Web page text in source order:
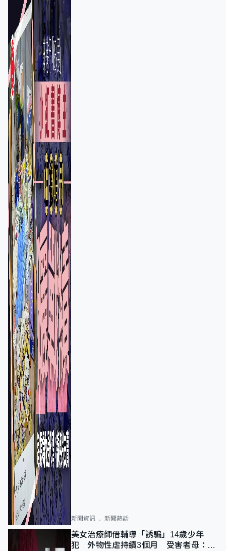
新聞資訊 新聞熱話
美女治療師借輔導「誘騙」14歲少年
犯 外物性虐持續3個月 受害者母：要